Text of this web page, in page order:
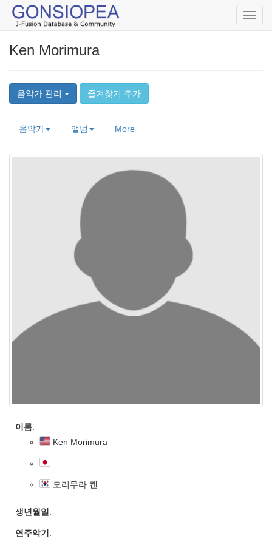
Ken Morimura
음악가 관리 즐겨찾기 추가
음악가 앨범 More
이름:
Ken Morimura
모리무라 켄
생년월일 :
연주악기 :